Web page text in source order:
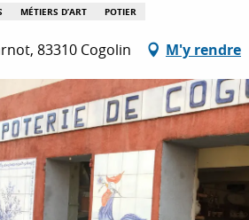
MÉTIERS D’ART POTIER
83310 Cogolin M'y rendre